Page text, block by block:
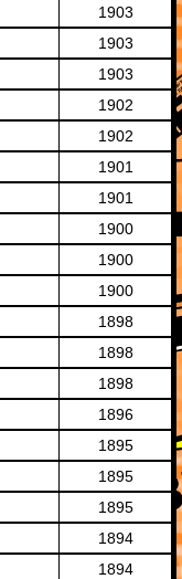
1903
1903
1903
1902
1902
1901
1901
1900
1900
1900
1898
1898
1898
1896
1895
1895
1895
1894
1894